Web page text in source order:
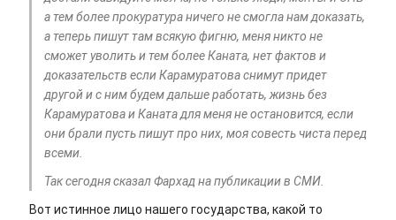
а тем более прокуратура ничего не смогла нам доказать,
а теперь пишут там всякую фигню, меня никто не
сможет уволить и тем более Каната, нет фактов и
доказательств если Карамуратова снимут придет
другой и с ним будем дальше работать, жизнь без
Карамуратова и Каната для меня не остановится, если
они брали пусть пишут про них, моя совесть чиста перед
всеми.
Так сегодня сказал Фархад на публикации в СМИ.
Вот истинное лицо нашего государства, какой то